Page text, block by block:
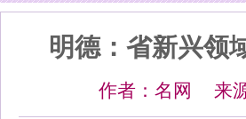
明德：省新兴领
作者：名网 来